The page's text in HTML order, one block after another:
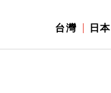
台灣 日本